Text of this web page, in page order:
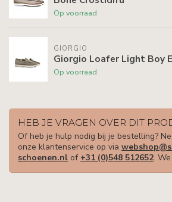
Op voorraad
GIORGIO
Giorgio Loafer Light Boy
Op voorraad
HEB JE VRAGEN OVER DIT
Of heb je hulp nodig bij je bestelling?
onze klantenservice op via
schoenen.nl of +31 (0)548 512652.